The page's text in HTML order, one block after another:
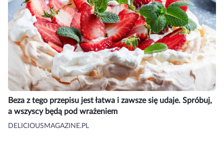
Beza z tego przepisu jest łatwa i zawsze się udaje. Spróbuj,
a wszyscy będą pod wrażeniem
DELICIOUSMAGAZINE.PL